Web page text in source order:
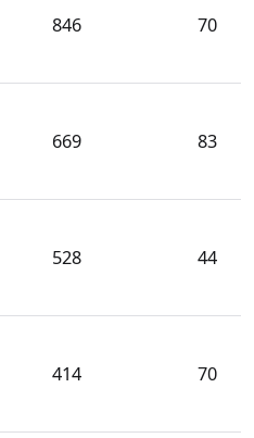
846 70
669 83
528 44
414 70